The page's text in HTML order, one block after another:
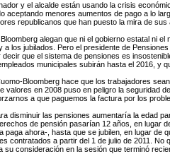
y el alcalde están usando la crisis
aceptando menores aumentos de pago a lo
republicanos que han puesto la mira de
alegan que ni el gobierno estatal ni
a los jubilados. Pero el presidente de
decir que el sistema de pensiones es
municipales subirán hasta el 2016, y
Bloomberg hace que los trabajadores
valores en 2008 puso en peligro la seguridad
a que paguemos la factura por los
disminuir las pensiones aumentaría la edad
de pensión pasarían 12 años, en lugar
paga ahora-, hasta que se jubilen, en lugar de
contratados a partir del 1 de julio de 2011.
su consideración en la sesión que terminó